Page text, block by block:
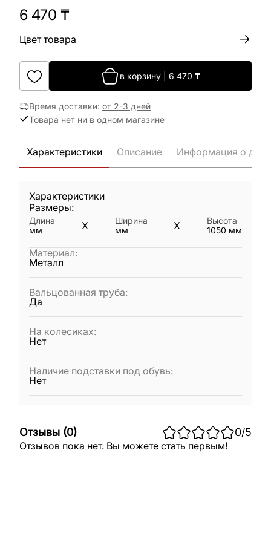
6 470 ₸
Цвет товара
в корзину 6 470 ₸
Время доставки: от 2-3 дней
Товара нет ни в одном магазине
Характеристики Описание Информация о
Характеристики
Размеры:
Длина
мм
X
Ширина
мм
X
Высота
1050 мм
Материал:
Металл
Вальцованная труба:
Да
На колесиках:
Нет
Наличие подставки под обувь:
Нет
Отзывы (0) 0/5
Отзывов пока нет. Вы можете стать первым!